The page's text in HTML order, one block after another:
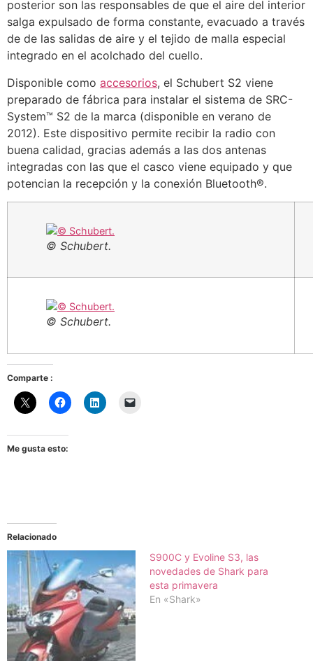
posterior son las responsables de que el aire del interior
salga expulsado de forma constante, evacuado a través
de de las salidas de aire y el tejido de malla especial
integrado en el acolchado del cuello.
Disponible como accesorios, el Schubert S2 viene
preparado de fábrica para instalar el sistema de SRC-
System™ S2 de la marca (disponible en verano de
2012). Este dispositivo permite recibir la radio con
buena calidad, gracias además a las dos antenas
integradas con las que el casco viene equipado y que
potencian la recepción y la conexión Bluetooth®.
© Schubert.
© Schubert.
Comparte :
Me gusta esto:
Relacionado
S900C y Evoline S3, las
novedades de Shark para
esta primavera
En «Shark»